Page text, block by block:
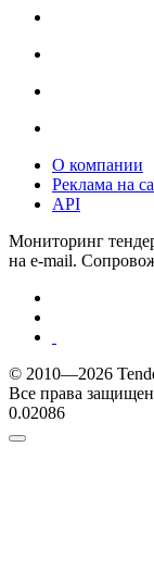
О компании
Реклама на
API
Мониторинг
на e-mail.
© 2010—2026
Все права
0.02086